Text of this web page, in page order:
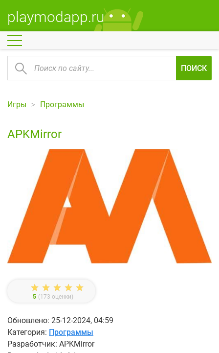
playmodapp.ru
ПОИСК
Игры Программы
APKMirror
5 (173 оценки)
Обновлено: 25-12-2024, 04:59
Категория: Программы
Разработчик: APKMirror